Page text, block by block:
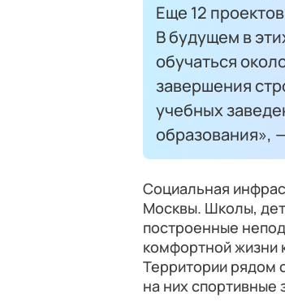
Еще 12
В будущем в
обучаться
завершения
учебных
образования»,
Социальная
Москвы. Школы,
построенные
комфортной жизни
Территории рядом
на них спортивные